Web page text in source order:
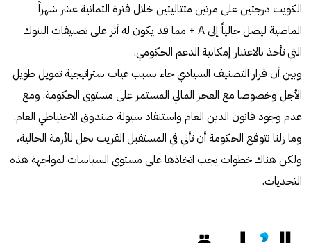
الكويت درجتين على مرتين متتاليتين خلال فترة الثمانية عشر شهراً
الماضية ليصل حالياً إلى A + مما قد يكون له أثر على تصنيفات البنوك
التي تأخذ بالاعتبار إمكانية الدعم الحكومي.
وبين أن قرار التصنيف السيادي جاء بسبب غياب ستراتيجية تمويل طويل
الأجل وخصوصا مع العجز المالي المستمر على مستوى الحكومة. ومع
عدم وجود قانون الدين العام واستنفاد سيولة صندوق الاحتياطي العام.
وما زلنا نتوقع الحكومة أن تأتي في المستقبل القريب بحل للأزمة الحالية،
ولكن هناك خطوات يجب اتخاذها على مستوى السياسات لمواجهة هذه
التحديات.